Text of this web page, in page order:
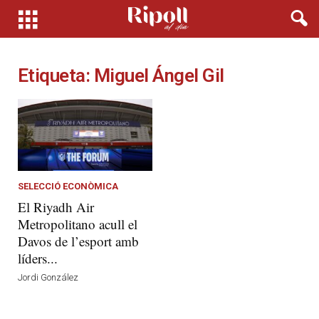
Etiqueta: Miguel Ángel Gil
SELECCIÓ ECONÒMICA
El Riyadh Air
Metropolitano acull el
Davos de l’esport amb
líders...
Jordi González